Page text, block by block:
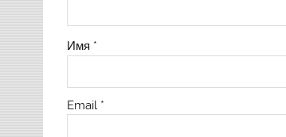
Имя *
Email *